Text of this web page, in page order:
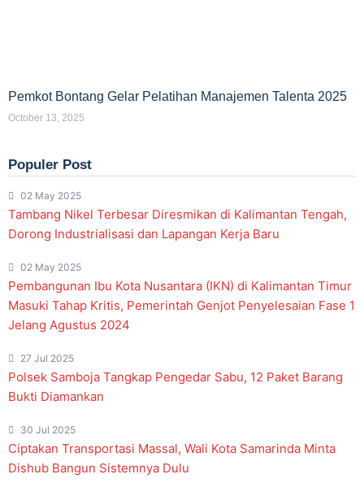
Pemkot Bontang Gelar Pelatihan Manajemen Talenta 2025
October 13, 2025
Populer Post
02 May 2025
Tambang Nikel Terbesar Diresmikan di Kalimantan Tengah,
Dorong Industrialisasi dan Lapangan Kerja Baru
02 May 2025
Pembangunan Ibu Kota Nusantara (IKN) di Kalimantan Timur
Masuki Tahap Kritis, Pemerintah Genjot Penyelesaian Fase 1
Jelang Agustus 2024
27 Jul 2025
Polsek Samboja Tangkap Pengedar Sabu, 12 Paket Barang
Bukti Diamankan
30 Jul 2025
Ciptakan Transportasi Massal, Wali Kota Samarinda Minta
Dishub Bangun Sistemnya Dulu